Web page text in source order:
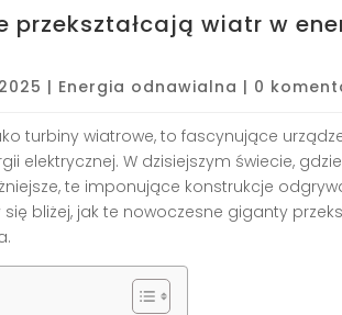
wiatr w
| Energia odnawialna | 0
turbiny wiatrowe, to fascynujące
elektrycznej. W dzisiejszym świecie,
te imponujące konstrukcje
bliżej, jak te nowoczesne giganty